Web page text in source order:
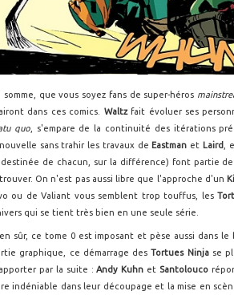
somme, que vous soyez fans de super-héros
dans ces comics. Waltzfait évoluer ses
quo, s'empare de la continuité des itérations
sans trahir les travaux de Eastman et Laird
,
destinée de chacun, sur la différence) font partie
On n'est pas aussi libre que l'approche d'un
ou de Valiant vous semblent trop touffus, les
qui se tient très bien en une seule série.
sûr, ce tome 0 est imposant et pèse aussi dans
graphique, ce démarrage desTortues Ninja se
par la suite :Andy Kuhn et Santolouco
indéniable dans leur découpage et la mise en